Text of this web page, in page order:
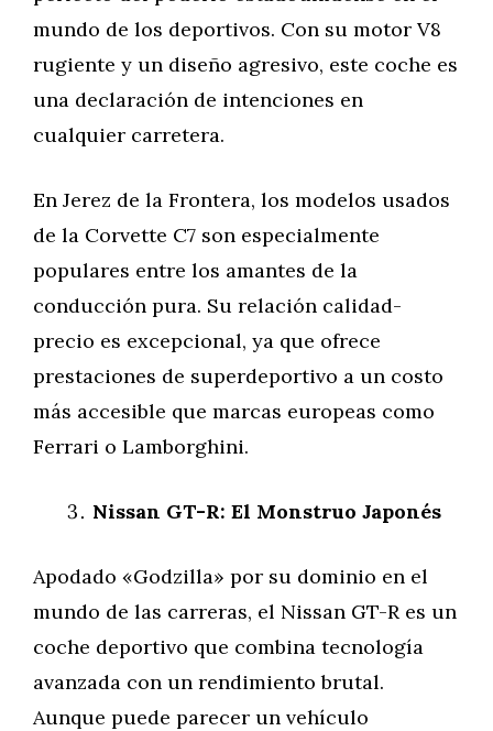
mundo de los deportivos. Con su motor V8
rugiente y un diseño agresivo, este coche es
una declaración de intenciones en
cualquier carretera.
En Jerez de la Frontera, los modelos usados
de la Corvette C7 son especialmente
populares entre los amantes de la
conducción pura. Su relación calidad-
precio es excepcional, ya que ofrece
prestaciones de superdeportivo a un costo
más accesible que marcas europeas como
Ferrari o Lamborghini.
Nissan GT-R: El Monstruo Japonés
Apodado «Godzilla» por su dominio en el
mundo de las carreras, el Nissan GT-R es un
coche deportivo que combina tecnología
avanzada con un rendimiento brutal.
Aunque puede parecer un vehículo